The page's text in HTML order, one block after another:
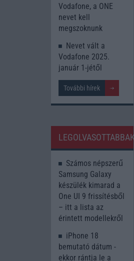
Vodafone, a ONE
nevet kell
megszoknunk
Nevet vált a
Vodafone 2025.
január 1-jétől
További hírek
LEGOLVASOTTABBAK
Számos népszerű
Samsung Galaxy
készülék kimarad a
One UI 9 frissítésből
– itt a lista az
érintett modellekről
iPhone 18
bemutató dátum -
ekkor rántja le a